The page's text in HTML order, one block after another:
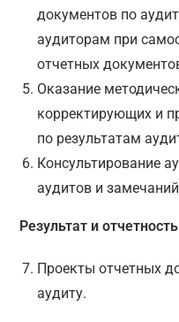
документов по
аудиторам при
отчетных
Оказание
корректирующих и
по результатам
Консультирование
аудитов и
Результат и
Проекты отчетных
аудиту.